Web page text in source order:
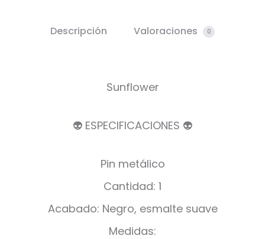
Descripción Valoraciones 0
Sunflower
👽 ESPECIFICACIONES 👽
Pin metálico
Cantidad: 1
Acabado: Negro, esmalte suave
Medidas: